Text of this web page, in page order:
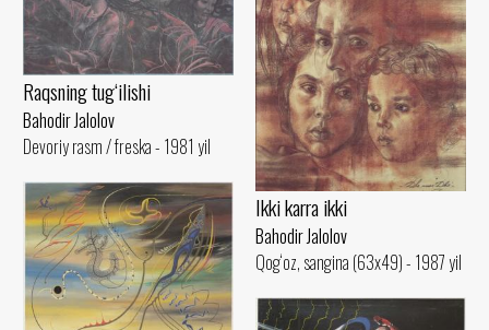
Raqsning tug‘ilishi
Bahodir Jalolov
Devoriy rasm / freska - 1981 yil
Ikki karra ikki
Bahodir Jalolov
Qog‘oz, sangina (63x49) - 1987 yil